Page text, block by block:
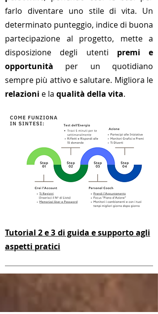
farlo diventare uno stile di vita. Un
determinato punteggio, indice di buona
partecipazione al progetto, mette a
disposizione degli utenti premi e
opportunità per un quotidiano
sempre più attivo e salutare. Migliora le
relazioni e la qualità della vita.
Tutorial 2 e 3 di guida e supporto agli
aspetti pratici